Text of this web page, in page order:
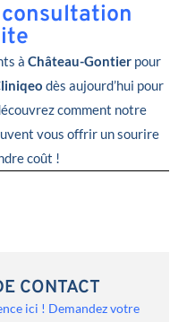
à Château-Gontierpour
dès aujourd’hui pour
comment notre
vous offrir un sourire
coût !
CONTACT
ici ! Demandez votre